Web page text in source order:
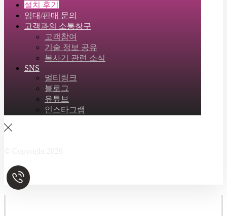
설치 후기
임대/판매 문의
고객과의 소통창구
고객참여
기술 정보 공유
복사기 관련 소식
SNS
멀티링크
블로그
유튜브
인스타그램